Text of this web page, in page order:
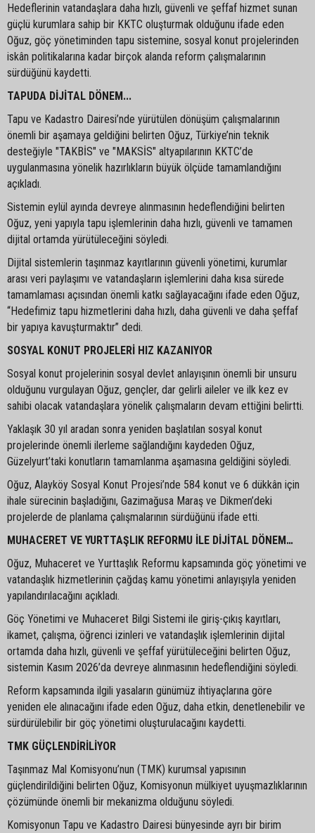
Hedeflerinin vatandaşlara daha hızlı, güvenli ve şeffaf hizmet sunan
güçlü kurumlara sahip bir KKTC oluşturmak olduğunu ifade eden
Oğuz, göç yönetiminden tapu sistemine, sosyal konut projelerinden
iskân politikalarına kadar birçok alanda reform çalışmalarının
sürdüğünü kaydetti.
TAPUDA DİJİTAL DÖNEM...
Tapu ve Kadastro Dairesi’nde yürütülen dönüşüm çalışmalarının
önemli bir aşamaya geldiğini belirten Oğuz, Türkiye’nin teknik
desteğiyle "TAKBİS" ve "MAKSİS" altyapılarının KKTC’de
uygulanmasına yönelik hazırlıkların büyük ölçüde tamamlandığını
açıkladı.
Sistemin eylül ayında devreye alınmasının hedeflendiğini belirten
Oğuz, yeni yapıyla tapu işlemlerinin daha hızlı, güvenli ve tamamen
dijital ortamda yürütüleceğini söyledi.
Dijital sistemlerin taşınmaz kayıtlarının güvenli yönetimi, kurumlar
arası veri paylaşımı ve vatandaşların işlemlerini daha kısa sürede
tamamlaması açısından önemli katkı sağlayacağını ifade eden Oğuz,
“Hedefimiz tapu hizmetlerini daha hızlı, daha güvenli ve daha şeffaf
bir yapıya kavuşturmaktır” dedi.
SOSYAL KONUT PROJELERİ HIZ KAZANIYOR
Sosyal konut projelerinin sosyal devlet anlayışının önemli bir unsuru
olduğunu vurgulayan Oğuz, gençler, dar gelirli aileler ve ilk kez ev
sahibi olacak vatandaşlara yönelik çalışmaların devam ettiğini belirtti.
Yaklaşık 30 yıl aradan sonra yeniden başlatılan sosyal konut
projelerinde önemli ilerleme sağlandığını kaydeden Oğuz,
Güzelyurt’taki konutların tamamlanma aşamasına geldiğini söyledi.
Oğuz, Alayköy Sosyal Konut Projesi’nde 584 konut ve 6 dükkân için
ihale sürecinin başladığını, Gazimağusa Maraş ve Dikmen’deki
projelerde de planlama çalışmalarının sürdüğünü ifade etti.
MUHACERET VE YURTTAŞLIK REFORMU İLE DİJİTAL DÖNEM…
Oğuz, Muhaceret ve Yurttaşlık Reformu kapsamında göç yönetimi ve
vatandaşlık hizmetlerinin çağdaş kamu yönetimi anlayışıyla yeniden
yapılandırılacağını açıkladı.
Göç Yönetimi ve Muhaceret Bilgi Sistemi ile giriş-çıkış kayıtları,
ikamet, çalışma, öğrenci izinleri ve vatandaşlık işlemlerinin dijital
ortamda daha hızlı, güvenli ve şeffaf yürütüleceğini belirten Oğuz,
sistemin Kasım 2026’da devreye alınmasının hedeflendiğini söyledi.
Reform kapsamında ilgili yasaların günümüz ihtiyaçlarına göre
yeniden ele alınacağını ifade eden Oğuz, daha etkin, denetlenebilir ve
sürdürülebilir bir göç yönetimi oluşturulacağını kaydetti.
TMK GÜÇLENDİRİLİYOR
Taşınmaz Mal Komisyonu’nun (TMK) kurumsal yapısının
güçlendirildiğini belirten Oğuz, Komisyonun mülkiyet uyuşmazlıklarının
çözümünde önemli bir mekanizma olduğunu söyledi.
Komisyonun Tapu ve Kadastro Dairesi bünyesinde ayrı bir birim